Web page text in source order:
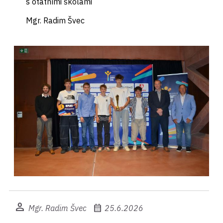
Mgr. Radim Švec
person Mgr. Radim Švec calendar_month 25.6.2026